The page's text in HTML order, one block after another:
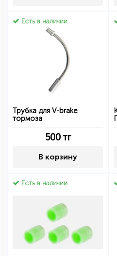
Есть в наличии
Трубка для V-brake
тормоза
500тг
В корзину
Есть в наличии